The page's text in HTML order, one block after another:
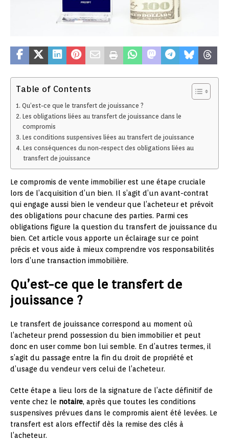
Table of Contents
Qu’est-ce que le transfert de jouissance ?
Les obligations liées au transfert de jouissance dans le
compromis
Les conditions suspensives liées au transfert de jouissance
Les conséquences du non-respect des obligations liées au
transfert de jouissance
Le compromis de vente immobilier est une étape cruciale
lors de l’acquisition d’un bien. Il s’agit d’un avant-contrat
qui engage aussi bien le vendeur que l’acheteur et prévoit
des obligations pour chacune des parties. Parmi ces
obligations figure la question du transfert de jouissance du
bien. Cet article vous apporte un éclairage sur ce point
précis et vous aide à mieux comprendre vos responsabilités
lors d’une transaction immobilière.
Qu’est-ce que le transfert de
jouissance ?
Le transfert de jouissance correspond au moment où
l’acheteur prend possession du bien immobilier et peut
donc en user comme bon lui semble. En d’autres termes, il
s’agit du passage entre la fin du droit de propriété et
d’usage du vendeur vers celui de l’acheteur.
Cette étape a lieu lors de la signature de l’acte définitif de
vente chez le notaire, après que toutes les conditions
suspensives prévues dans le compromis aient été levées. Le
transfert est alors effectif dès la remise des clés à
l’acheteur.